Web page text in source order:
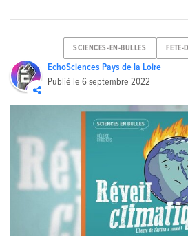
SCIENCES-EN-BULLES FETE-
EchoSciences Pays de la Loire
Publié le 6 septembre 2022